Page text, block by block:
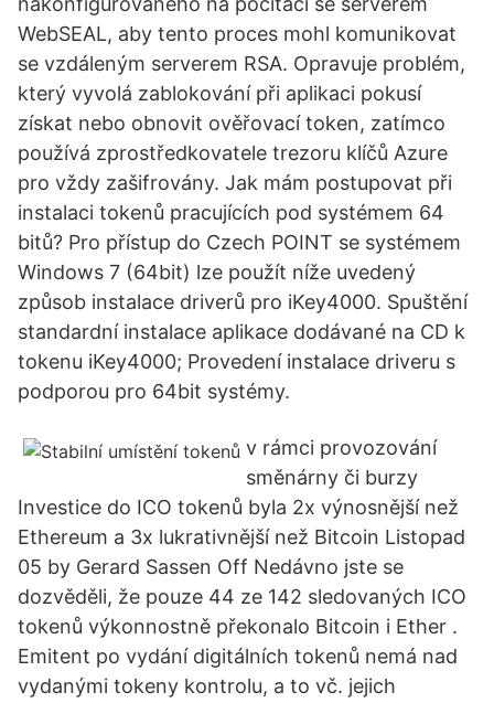
WebSEAL, aby tento proces mohl komunikovat
se vzdáleným serverem RSA. Opravuje problém,
který vyvolá zablokování při aplikaci pokusí
získat nebo obnovit ověřovací token, zatímco
používá zprostředkovatele trezoru klíčů Azure
pro vždy zašifrovány. Jak mám postupovat při
instalaci tokenů pracujících pod systémem 64
bitů? Pro přístup do Czech POINT se systémem
Windows 7 (64bit) lze použít níže uvedený
způsob instalace driverů pro iKey4000. Spuštění
standardní instalace aplikace dodávané na CD k
tokenu iKey4000; Provedení instalace driveru s
podporou pro 64bit systémy.
v rámci provozování
směnárny či burzy
Investice do ICO tokenů byla 2x výnosnější než
Ethereum a 3x lukrativnější než Bitcoin Listopad
05 by Gerard Sassen Off Nedávno jste se
dozvěděli, že pouze 44 ze 142 sledovaných ICO
tokenů výkonnostně překonalo Bitcoin i Ether .
Emitent po vydání digitálních tokenů nemá nad
vydanými tokeny kontrolu, a to vč. jejich